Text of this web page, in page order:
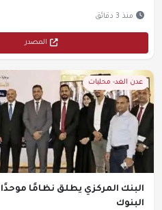
منذ 3 دقائق
المصدر
عدن الغد- محليات
البنك المركزي يطلق نظامًا موحدًا
البنوك